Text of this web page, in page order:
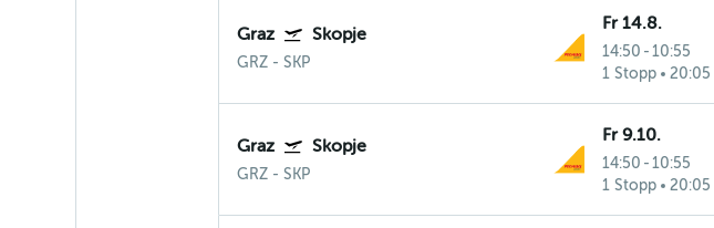
Graz Skopje
GRZ- SKP
Fr 14.8.
14:50 - 10:55
1 Stopp
20:05
Graz Skopje
GRZ- SKP
Fr 9.10.
14:50 - 10:55
1 Stopp
20:05